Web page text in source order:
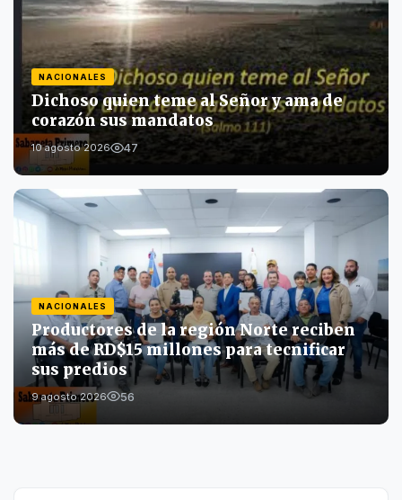
NACIONALES
Dichoso quien teme al Señor y ama de
corazón sus mandatos
10 agosto 2026 47
NACIONALES
Productores de la región Norte reciben
más de RD$15 millones para tecnificar
sus predios
9 agosto 2026 56